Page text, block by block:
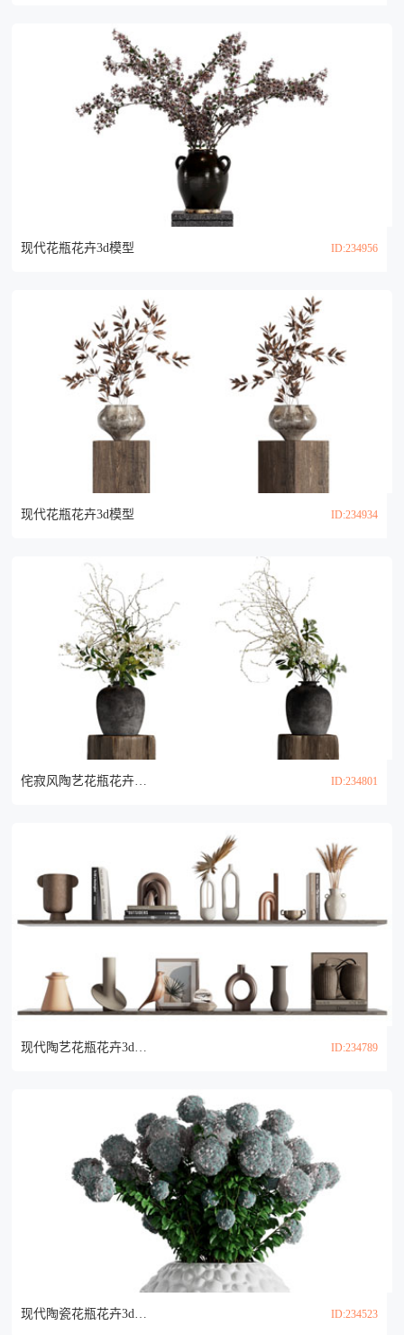
现代花瓶花卉3d模型 ID:234956
现代花瓶花卉3d模型 ID:234934
侘寂风陶艺花瓶花卉3d模型 ID:234801
现代陶艺花瓶花卉3d模型 ID:234789
现代陶瓷花瓶花卉3d模型 ID:234523